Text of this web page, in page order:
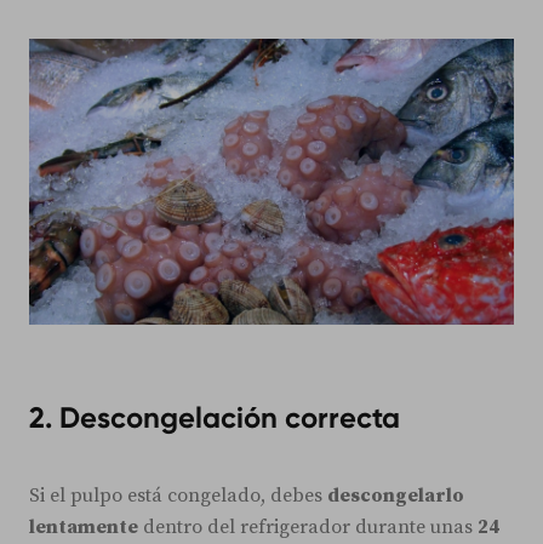
2. Descongelación correcta
Si el pulpo está congelado, debes descongelarlo
lentamente dentro del refrigerador durante unas 24